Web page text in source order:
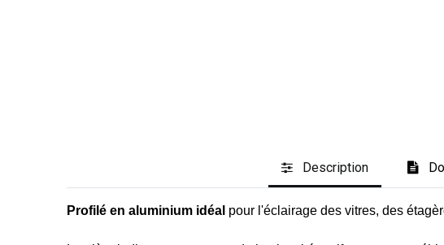
Description
Profilé en aluminium idéal pour l'éclairage des vitres, des